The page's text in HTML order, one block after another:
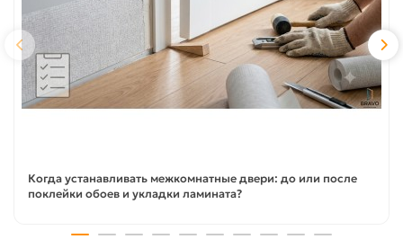
Когда устанавливать межкомнатные двери: до или после
поклейки обоев и укладки ламината?